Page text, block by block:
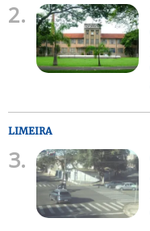
2.
LIMEIRA
3.